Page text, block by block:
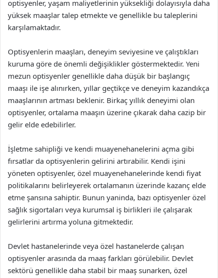
optisyenler, yaşam maliyetlerinin yüksekliği dolayısıyla daha
yüksek maaşlar talep etmekte ve genellikle bu taleplerini
karşılamaktadır.
Optisyenlerin maaşları, deneyim seviyesine ve çalıştıkları
kuruma göre de önemli değişiklikler göstermektedir. Yeni
mezun optisyenler genellikle daha düşük bir başlangıç
maaşı ile işe alınırken, yıllar geçtikçe ve deneyim kazandıkça
maaşlarının artması beklenir. Birkaç yıllık deneyimi olan
optisyenler, ortalama maaşın üzerine çıkarak daha cazip bir
gelir elde edebilirler.
İşletme sahipliği ve kendi muayenehanelerini açma gibi
fırsatlar da optisyenlerin gelirini artırabilir. Kendi işini
yöneten optisyenler, özel muayenehanelerinde kendi fiyat
politikalarını belirleyerek ortalamanın üzerinde kazanç elde
etme şansına sahiptir. Bunun yaninda, bazı optisyenler özel
sağlık sigortaları veya kurumsal iş birlikleri ile çalışarak
gelirlerini artırma yoluna gitmektedir.
Devlet hastanelerinde veya özel hastanelerde çalışan
optisyenler arasında da maaş farkları görülebilir. Devlet
sektörü genellikle daha stabil bir maaş sunarken, özel